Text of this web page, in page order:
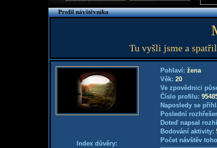
Profil návštěvníka
Tu vyšli jsme a
Index důvěry:
Pohlaví: žena
Věk: 20
Ve zpovědnici
Číslo profilu:
Naposledy se
Poslední
Doteď napsal
Bodování aktivity:
Počet návštěv